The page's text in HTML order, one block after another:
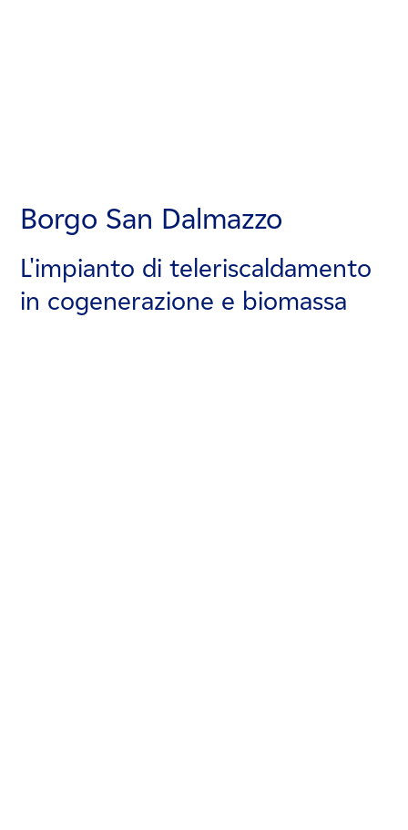
Borgo San Dalmazzo
L'impianto di teleriscaldamento
in cogenerazione e biomassa
Borgo San Dalmazzo
L'impianto di teleriscaldamento
in cogenerazione e biomassa
Borgo San Dalmazzo
L'impianto di teleriscaldamento
in cogenerazione e biomassa